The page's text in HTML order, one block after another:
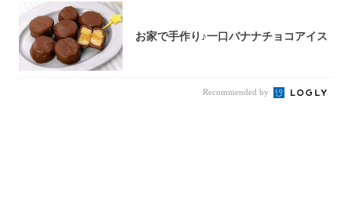
お家で手作り♪一口バナナチョコアイス
Recommended by